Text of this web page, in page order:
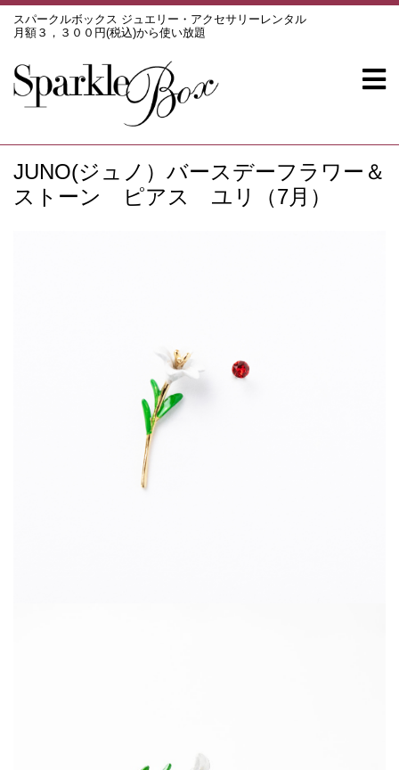
スパークルボックス ジュエリー・アクセサリーレンタル
月額３，３００円(税込)から使い放題
JUNO(ジュノ）バースデーフラワー＆
ストーン ピアス ユリ（7月）